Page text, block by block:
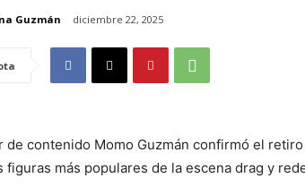
Guzmán diciembre 22, 2025
de contenido Momo Guzmán confirmó el
figuras más populares de la escena drag y